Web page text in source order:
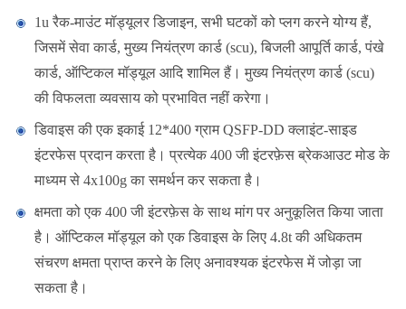
1u रैक-माउंट मॉड्यूलर डिजाइन, सभी घटकों को प्लग करने योग्य हैं,
जिसमें सेवा कार्ड, मुख्य नियंत्रण कार्ड (scu), बिजली आपूर्ति कार्ड, पंखे
कार्ड, ऑप्टिकल मॉड्यूल आदि शामिल हैं। मुख्य नियंत्रण कार्ड (scu)
की विफलता व्यवसाय को प्रभावित नहीं करेगा।
डिवाइस की एक इकाई 12*400 ग्राम QSFP-DD क्लाइंट-साइड
इंटरफेस प्रदान करता है। प्रत्येक 400 जी इंटरफ़ेस ब्रेकआउट मोड के
माध्यम से 4x100g का समर्थन कर सकता है।
क्षमता को एक 400 जी इंटरफ़ेस के साथ मांग पर अनुकूलित किया जाता
है। ऑप्टिकल मॉड्यूल को एक डिवाइस के लिए 4.8t की अधिकतम
संचरण क्षमता प्राप्त करने के लिए अनावश्यक इंटरफेस में जोड़ा जा
सकता है।